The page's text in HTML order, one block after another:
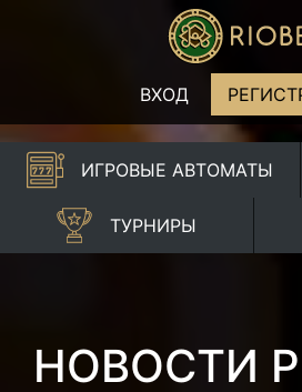
ВХОД
ИГРОВЫЕ АВТОМАТЫ
ТУРНИРЫ
НОВОСТИ